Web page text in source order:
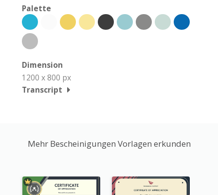
Palette
Dimension
1200 x 800 px
Transcript
Mehr Bescheinigungen Vorlagen erkunden